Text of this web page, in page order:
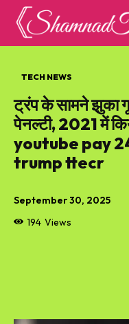
TECH NEWS
ट्रंप के सामने झुका
पेनल्टी, 2021 में
youtube pay
trump ttecr
September 30, 2025
194 Views